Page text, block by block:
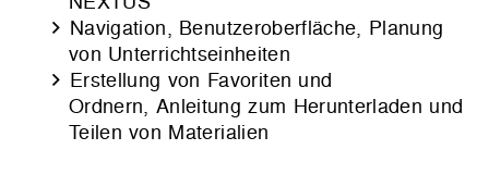
Navigation, Benutzeroberfläche, Planung
von Unterrichtseinheiten
Erstellung von Favoriten und
Ordnern, Anleitung zum Herunterladen und
Teilen von Materialien